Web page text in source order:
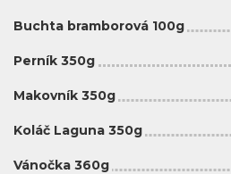
Buchta bramborová 100g
Perník 350g
Makovník 350g
Koláč Laguna 350g
Vánočka 360g